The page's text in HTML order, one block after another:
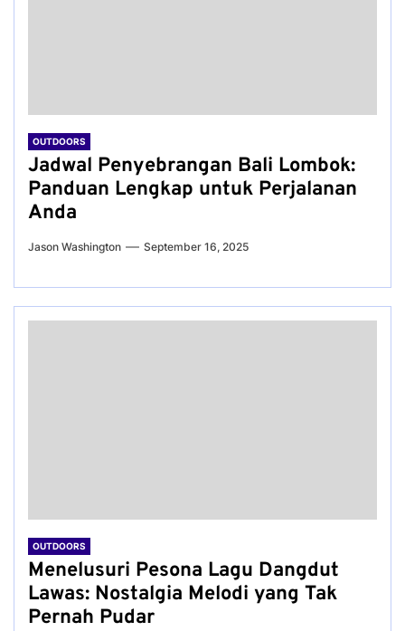
OUTDOORS
Jadwal Penyebrangan Bali Lombok:
Panduan Lengkap untuk Perjalanan
Anda
Jason Washington September 16, 2025
OUTDOORS
Menelusuri Pesona Lagu Dangdut
Lawas: Nostalgia Melodi yang Tak
Pernah Pudar